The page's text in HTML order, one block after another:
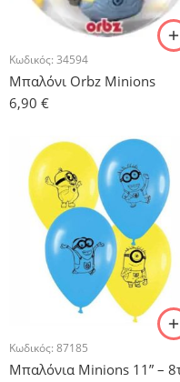
Κωδικός: 34594
Μπαλόνι Orbz Minions
6,90 €
Κωδικός: 87185